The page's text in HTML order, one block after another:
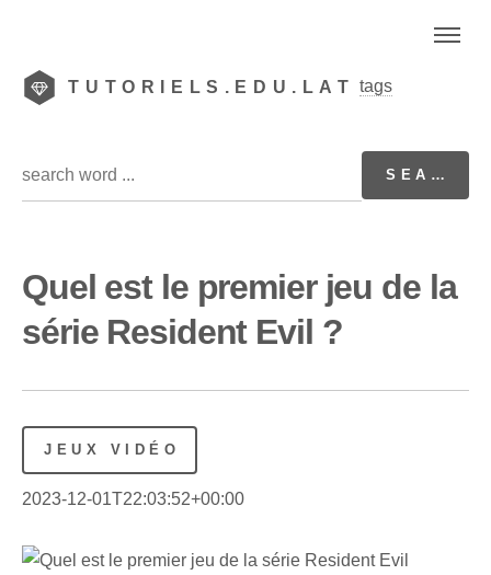
TUTORIELS.EDU.LAT tags
Quel est le premier jeu de la
série Resident Evil ?
JEUX VIDÉO
2023-12-01T22:03:52+00:00